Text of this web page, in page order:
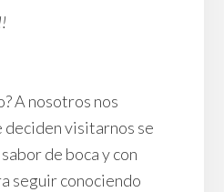
A nosotros nos
deciden visitarnos se
de boca y con
seguir conociendo